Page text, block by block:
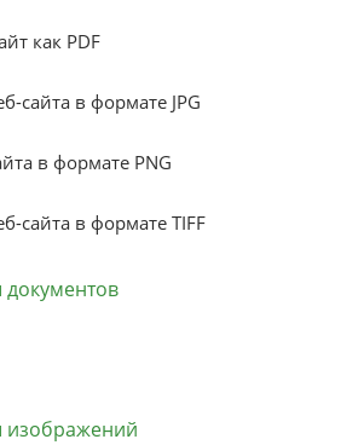
как PDF
сайта в формате JPG
в формате PNG
сайта в формате TIFF